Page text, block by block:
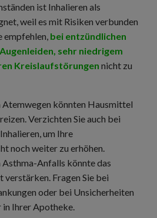
ist Inhalieren als
weil es mit Risiken verbunden
bei entzündlichen
sehr niedrigem
Kreislaufstörungen nicht zu
könnten Hausmittel
Verzichten Sie auch bei
um Ihre
noch weiter zu erhöhen.
Asthma-Anfalls könnte das
verstärken. Fragen Sie bei
oder bei Unsicherheiten
Ihrer Apotheke.